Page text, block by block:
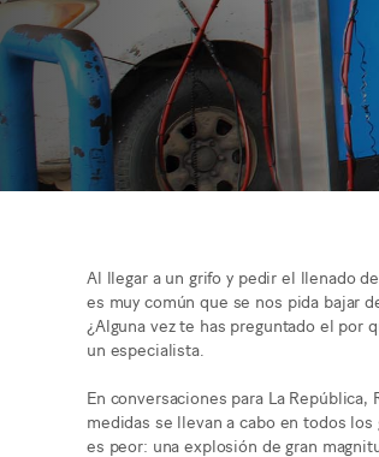
Al llegar a un grifo y pedir el llenado
es muy común que se nos pida bajar
¿Alguna vez te has preguntado el por
un especialista.
En conversaciones para La
medidas se llevan a cabo en todos
es peor: una explosión de gran